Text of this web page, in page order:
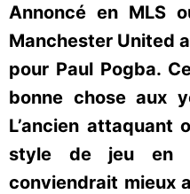
Annoncé en MLS
Manchester United
pour Paul Pogba.
bonne chose aux
L’ancien attaquant
style de jeu en
conviendrait mieux